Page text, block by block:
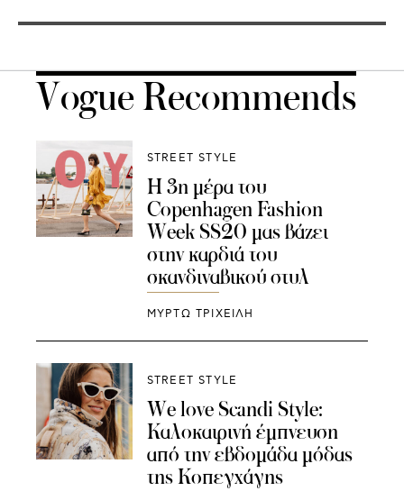
Vogue Recommends
STREET STYLE
Η 3η μέρα του
Copenhagen Fashion
Week SS20 μας βάζει
στην καρδιά του
σκανδιναβικού στυλ
ΜΥΡΤΩ ΤΡΙΧΕΙΛΗ
STREET STYLE
We love Scandi Style:
Καλοκαιρινή έμπνευση
από την εβδομάδα μόδας
της Κοπεγχάγης